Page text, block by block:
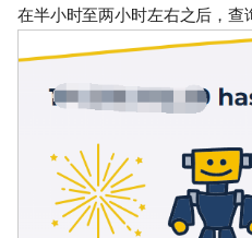
在半小时至两小时左右之后，查